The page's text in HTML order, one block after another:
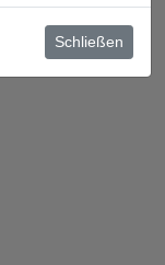
Schließen